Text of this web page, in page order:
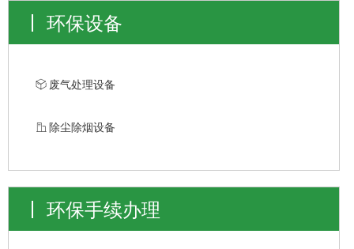
环保设备
ꁦ 废气处理设备
ꀶ 除尘除烟设备
环保手续办理